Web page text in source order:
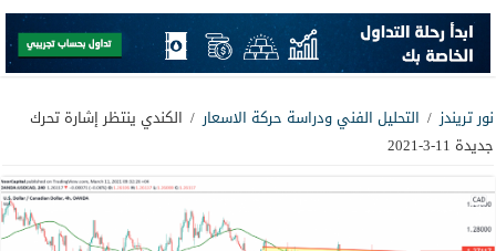
نور تريندز / التحليل الفني ودراسة حركة الاسعار / الكندي ينتظر إشارة تحرك
جديدة 11-3-2021